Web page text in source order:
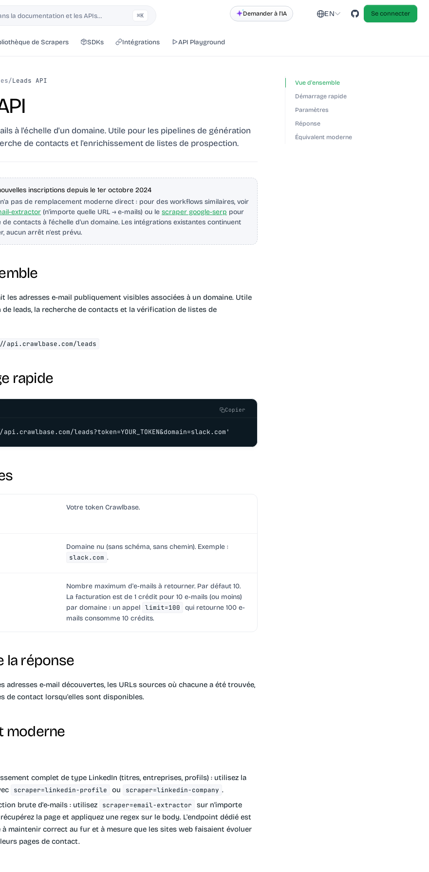
la documentation et les APIs… ⌘K Demander à l'IA EN Se connecter
de Scrapers SDKs Intégrations API Playground
/Leads API
à l'échelle d'un domaine. Utile pour les pipelines de génération
de contacts et l'enrichissement de listes de prospection.
inscriptions depuis le 1er octobre 2024
n'a pas de remplacement moderne direct : pour des workflows similaires, voir
extractor (n'importe quelle URL → e-mails) ou le scraper google-serp pour
de contacts à l'échelle d'un domaine. Les intégrations existantes continuent
aucun arrêt n'est prévu.
les adresses e-mail publiquement visibles associées à un domaine. Utile
leads, la recherche de contacts et la vérification de listes de
api.crawlbase.com/leads
rapide
Copier
leads?token=YOUR_TOKEN&domain=slack.com'
Votre token Crawlbase.
Domaine nu (sans schéma, sans chemin). Exemple :
slack.com .
Nombre maximum d'e-mails à retourner. Par défaut 10.
La facturation est de 1 crédit pour 10 e-mails (ou moins)
par domaine : un appel limit=100
qui retourne 100 e-
mails consomme 10 crédits.
la réponse
adresses e-mail découvertes, les URLs sources où chacune a été trouvée,
de contact lorsqu'elles sont disponibles.
moderne
complet de type LinkedIn (titres, entreprises, profils) : utilisez la
scraper=linkedin-profile ou scraper=linkedin-company .
brute d'e-mails : utilisez
scraper=email-extractor
sur n'importe
la page et appliquez une regex sur le body. L'endpoint dédié est
maintenir correct au fur et à mesure que les sites web faisaient évoluer
pages de contact.
Vue d'ensemble
Démarrage rapide
Paramètres
Réponse
Équivalent moderne